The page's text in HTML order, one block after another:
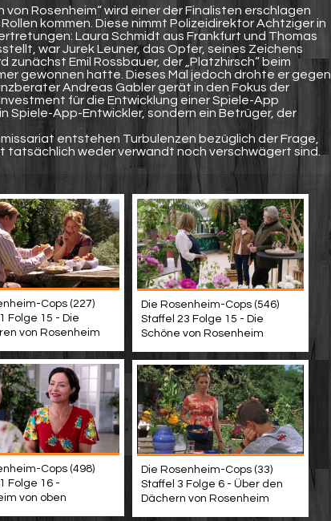
Rosenheim“ wird einer der Finalisten erschlagen
kommen. Diese nimmt Polizeidirektor Achtziger in
Laura Schmidt aus Frankfurt und Thomas
war Jurek Leuner, das Opfer, seines Zeichens
Emil Rossbauer, der „Platzhirsch“ beim
gewonnen hatte. Dieses Mal jedoch drohte er gegen
Andreas Gabler gerät in den Fokus der
für die Entwicklung einer Spiele-App
Spiele-App-Entwickler, sondern ein Betrüger, der
entstehen Turbulenzen bezüglich der Frage,
tatsächlich weder verwandt noch verschwägert sind.
Cops (227)
Folge 15 - Die
von Rosenheim
Die Rosenheim-Cops (546)
Staffel 23 Folge 15 - Die
Schöne von Rosenheim
Cops (498)
Folge 16 -
von oben
Die Rosenheim-Cops (33)
Staffel 3 Folge 6 - Über den
Dächern von Rosenheim